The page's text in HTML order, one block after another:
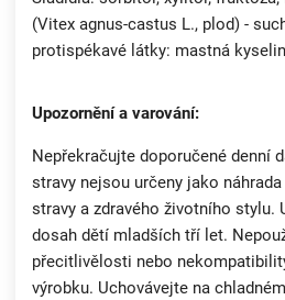
(Vitex agnus-castus L., plod) -
protispékavé látky: mastná
Upozornění a varování:
Nepřekračujte doporučené denní
stravy nejsou určeny jako
stravy a zdravého životního stylu.
dosah dětí mladších tří let.
přecitlivělosti nebo
výrobku. Uchovávejte na